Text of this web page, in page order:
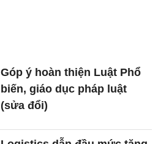
Góp ý hoàn thiện Luật Phổ
biến, giáo dục pháp luật
(sửa đổi)